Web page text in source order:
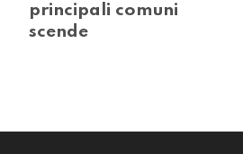
principali comuni
scende